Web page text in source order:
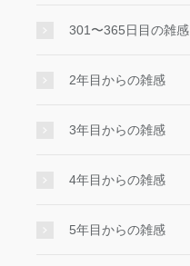
301〜365日目の雑感
2年目からの雑感
3年目からの雑感
4年目からの雑感
5年目からの雑感